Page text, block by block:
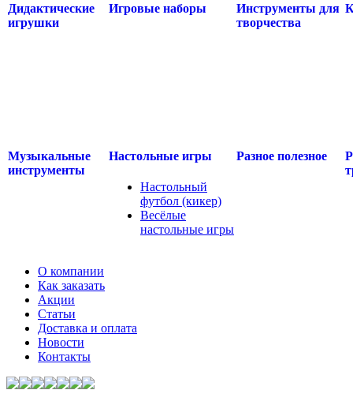
Дидактические
игрушки
Игровые наборы
Инструменты для
творчества
Музыкальные
инструменты
Настольные игры
Настольный
футбол (кикер)
Весёлые
настольные игры
Разное полезное
О компании
Как заказать
Акции
Статьи
Доставка и оплата
Новости
Контакты